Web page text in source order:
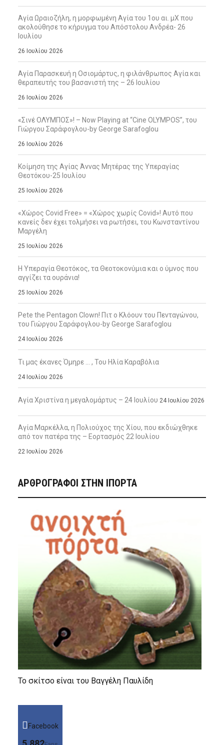
Αγία Ωραιοζήλη, η μορφωμένη Αγία του 1ου αι. μΧ που
ακολούθησε το κήρυγμα του Απόστολου Ανδρέα- 26
Ιουλίου
26 Ιουλίου 2026
Αγία Παρασκευή η Οσιομάρτυς, η φιλάνθρωπος Αγία και
θεραπευτής του βασανιστή της – 26 Ιουλίου
26 Ιουλίου 2026
«Σινέ ΟΛΥΜΠΟΣ»! – Now Playing at “Cine OLYMPOS”, του
Γιώργου Σαράφογλου-by George Sarafoglou
26 Ιουλίου 2026
Κοίμηση της Αγίας Άννας Μητέρας της Υπεραγίας
Θεοτόκου-25 Ιουλίου
25 Ιουλίου 2026
«Χώρος Covid Free» = «Χώρος χωρίς Covid»! Αυτό που
κανείς δεν έχει τολμήσει να ρωτήσει, του Κωνσταντίνου
Μαργέλη
25 Ιουλίου 2026
Η Υπεραγία Θεοτόκος, τα Θεοτοκονύμια και ο ύμνος που
αγγίζει τα ουράνια!
25 Ιουλίου 2026
Pete the Pentagon Clown! Πιτ ο Κλόουν του Πενταγώνου,
του Γιώργου Σαράφογλου-by George Sarafoglou
24 Ιουλίου 2026
Τι μας έκανες Όμηρε … , Του Ηλία Καραβόλια
24 Ιουλίου 2026
Αγία Χριστίνα η μεγαλομάρτυς – 24 Ιουλίου 24 Ιουλίου 2026
Αγία Μαρκέλλα, η Πολιούχος της Χίου, που εκδιώχθηκε
από τον πατέρα της – Εορτασμός 22 Ιουλίου
22 Ιουλίου 2026
ΑΡΘΡΟΓΡΑΦΟΙ ΣΤΗΝ IΠΟΡΤΑ
Το σκίτσο είναι του Βαγγέλη Παυλίδη
Facebook